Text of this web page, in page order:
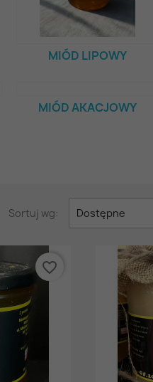
MIÓD LIPOWY
MIÓD AKACJOWY
Sortuj wg: Dostępne
favorite_border